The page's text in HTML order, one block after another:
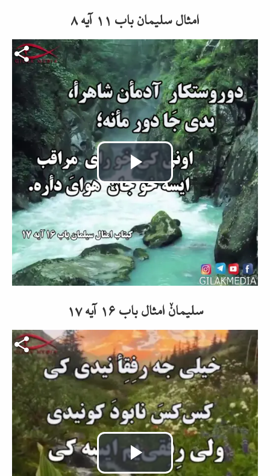
امثال سلیمان باب ۱۱ آیه ۸
Video-Datei
Video
abspielen
سلیمانٚ امثال باب ۱۶ آیه ۱۷
Video-Datei